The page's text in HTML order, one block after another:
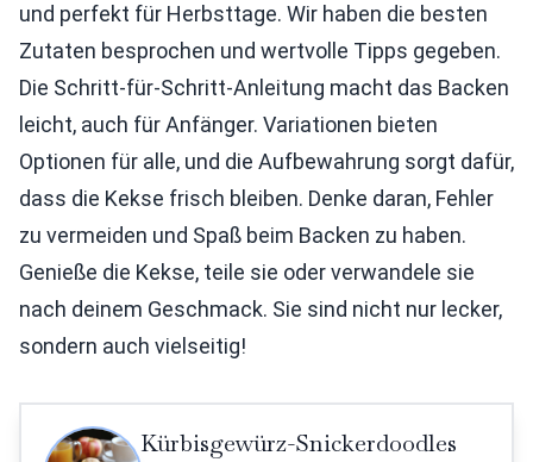
und perfekt für Herbsttage. Wir haben die besten
Zutaten besprochen und wertvolle Tipps gegeben.
Die Schritt-für-Schritt-Anleitung macht das Backen
leicht, auch für Anfänger. Variationen bieten
Optionen für alle, und die Aufbewahrung sorgt dafür,
dass die Kekse frisch bleiben. Denke daran, Fehler
zu vermeiden und Spaß beim Backen zu haben.
Genieße die Kekse, teile sie oder verwandele sie
nach deinem Geschmack. Sie sind nicht nur lecker,
sondern auch vielseitig!
Kürbisgewürz-Snickerdoodles